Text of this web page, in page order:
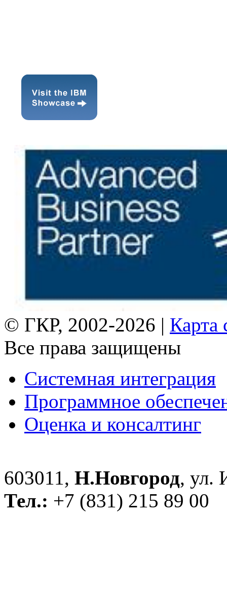
© ГКР, 2002-2026 | Карта
Все права защищены
Системная интеграция
Программное
Оценка и консалтинг
603011, Н.Новгород, ул.
Тел.: +7 (831) 215 89 00